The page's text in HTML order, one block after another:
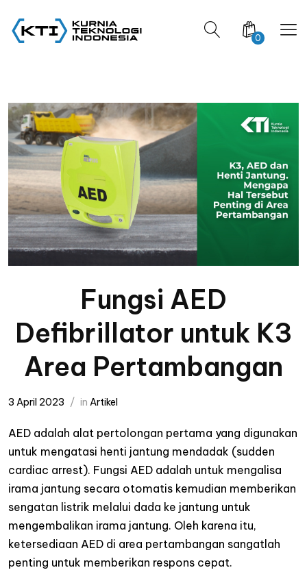
0
Fungsi AED
Defibrillator untuk K3
Area Pertambangan
3 April 2023 in Artikel
AED adalah alat pertolongan pertama yang digunakan
untuk mengatasi henti jantung mendadak (sudden
cardiac arrest). Fungsi AED adalah untuk mengalisa
irama jantung secara otomatis kemudian memberikan
sengatan listrik melalui dada ke jantung untuk
mengembalikan irama jantung. Oleh karena itu,
ketersediaan AED di area pertambangan sangatlah
penting untuk memberikan respons cepat.